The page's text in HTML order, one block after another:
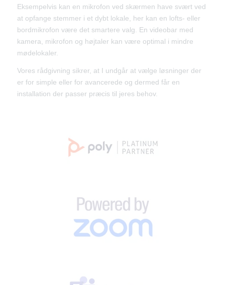
Eksempelvis kan en mikrofon ved skærmen have svært ved
at opfange stemmer i et dybt lokale, her kan en lofts- eller
bordmikrofon være det smartere valg. En videobar med
kamera, mikrofon og højtaler kan være optimal i mindre
mødelokaler.
Vores rådgivning sikrer, at I undgår at vælge løsninger der
er for simple eller for avancerede og dermed får en
installation der passer præcis til jeres behov.